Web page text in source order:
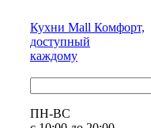
Кухни Mall Комфорт,
доступный
каждому
ПН-ВС